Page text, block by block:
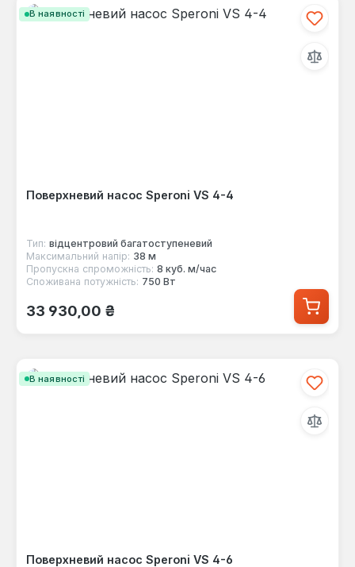
В наявності
Поверхневий насос Speroni VS 4-4
Тип: відцентровий багатоступеневий
Максимальний напір: 38 м
Пропускна спроможність: 8 куб. м/час
Споживана потужність: 750 Вт
Звичайна ціна:
33 930,00 ₴
В наявності
Поверхневий насос Speroni VS 4-6